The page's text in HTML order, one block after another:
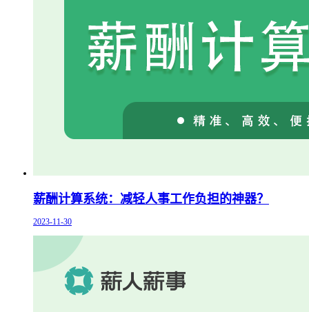
薪酬计算系统：减轻人事工作负担的神器？
2023-11-30